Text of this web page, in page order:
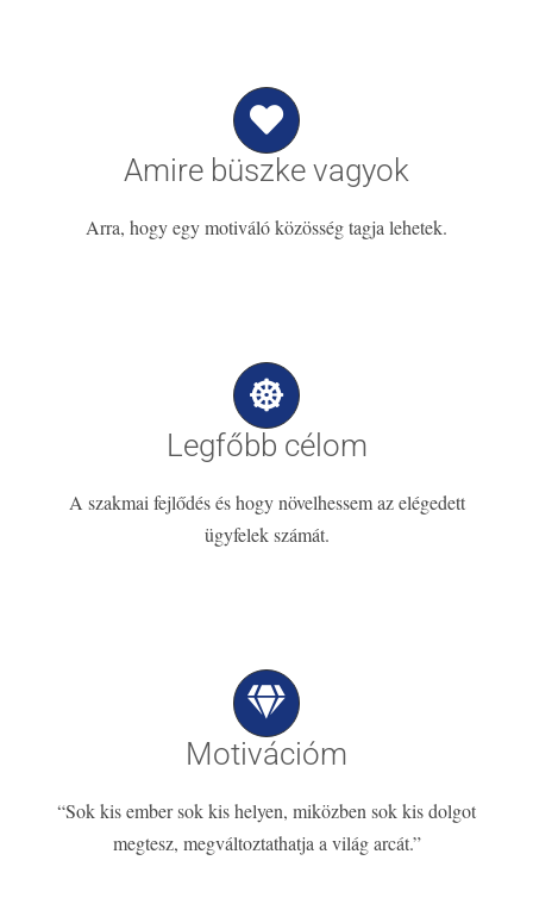
Amire büszke vagyok
Arra, hogy egy motiváló közösség tagja lehetek.
Legfőbb célom
A szakmai fejlődés és hogy növelhessem az elégedett
ügyfelek számát.
Motivációm
“Sok kis ember sok kis helyen, miközben sok kis dolgot
megtesz, megváltoztathatja a világ arcát.”